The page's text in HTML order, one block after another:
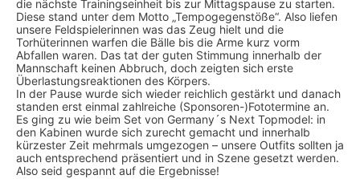
die nächste Trainingseinheit bis zur Mittagspause zu starten.
Diese stand unter dem Motto „Tempogegenstöße“. Also liefen
unsere Feldspielerinnen was das Zeug hielt und die
Torhüterinnen warfen die Bälle bis die Arme kurz vorm
Abfallen waren. Das tat der guten Stimmung innerhalb der
Mannschaft keinen Abbruch, doch zeigten sich erste
Überlastungsreaktionen des Körpers.
In der Pause wurde sich wieder reichlich gestärkt und danach
standen erst einmal zahlreiche (Sponsoren-)Fototermine an.
Es ging zu wie beim Set von Germany´s Next Topmodel: in
den Kabinen wurde sich zurecht gemacht und innerhalb
kürzester Zeit mehrmals umgezogen – unsere Outfits sollten ja
auch entsprechend präsentiert und in Szene gesetzt werden.
Also seid gespannt auf die Ergebnisse!